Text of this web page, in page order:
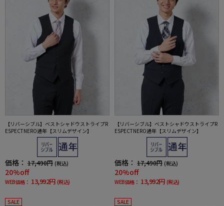
【リバーシブル】ベストシャドウストライプR
ESPECTNERO通年【スリムデザイン】
価格： 17,490円 (税込)
20%off
WEB価格： 13,992円 (税込)
【リバーシブル】ベストシャドウストライプR
ESPECTNERO通年【スリムデザイン】
価格： 17,490円 (税込)
20%off
WEB価格： 13,992円 (税込)
SALE SALE